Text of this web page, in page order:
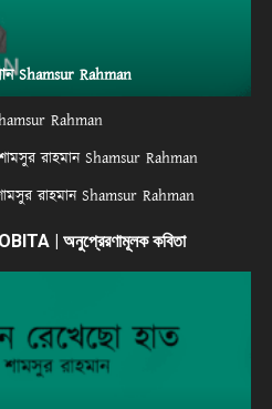
Shamsur Rahman
Rahman
রাহমান Shamsur Rahman
রাহমান Shamsur Rahman
| অনুপ্রেরণামূলক কবিতা